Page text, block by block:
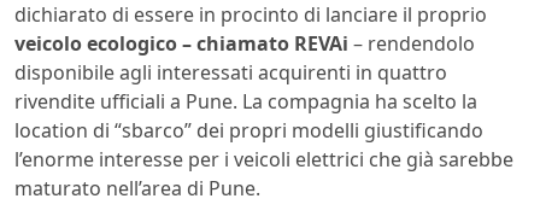
dichiarato di essere in procinto di lanciare il proprio
veicolo ecologico – chiamato REVAi – rendendolo
disponibile agli interessati acquirenti in quattro
rivendite ufficiali a Pune. La compagnia ha scelto la
location di “sbarco” dei propri modelli giustificando
l’enorme interesse per i veicoli elettrici che già sarebbe
maturato nell’area di Pune.